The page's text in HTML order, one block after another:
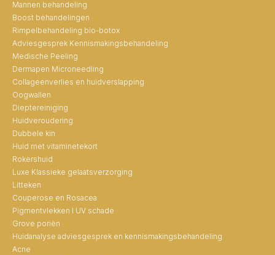
Mannen behandeling
Boost behandelingen
Rimpelbehandeling bio-botox
Adviesgesprek Kennismakingsbehandeling
Medische Peeling
Dermapen Microneedling
Collageenverlies en huidverslapping
Oogwallen
Dieptereiniging
Huidveroudering
Dubbele kin
Huid met vitaminetekort
Rokershuid
Luxe Klassieke gelaatsverzorging
Litteken
Couperose en Rosacea
Pigmentvlekken I UV schade
Grove poriën
Huidanalyse adviesgesprek en kennismakingsbehandeling
Acne